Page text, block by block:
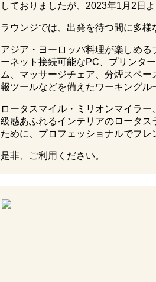
しておりましたが、2023年1月2日
ラウンジでは、出発を待つ間に多
アジア・ヨーロッパ料理が楽しめ
ーネット接続可能なPC、プリンタ
ム、マッサージチェア、分煙スペ
報ツールなどを備えたワーキング
ロータスマイル・ミリオンマイラ
級感あふれるインテリアのロータ
ために、プロフェッショナルでフ
是非、ご利用ください。